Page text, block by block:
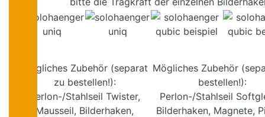
Mögliches Zubehör (separat
zu bestellen!):
Perlon-/Stahlseil Twister,
Mausseil, Bilderhaken,
Mögliches Zubehör
bestellen!):
Perlon-/Stahlseil
Bilderhaken, Magnete,